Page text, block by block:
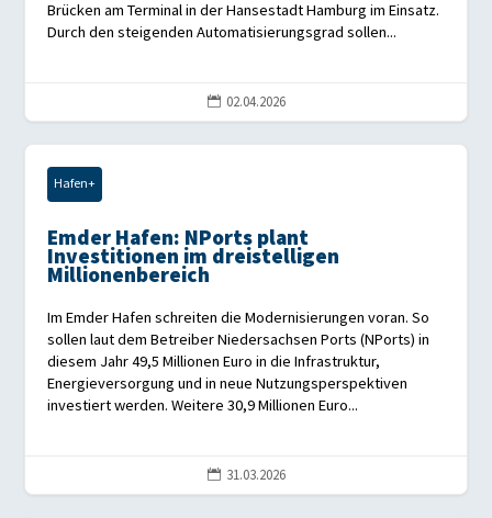
Brücken am Terminal in der Hansestadt Hamburg im Einsatz.
Durch den steigenden Automatisierungsgrad sollen...
 02.04.2026
Hafen+
Emder Hafen: NPorts plant
Investitionen im dreistelligen
Millionenbereich
Im Emder Hafen schreiten die Modernisierungen voran. So
sollen laut dem Betreiber Niedersachsen Ports (NPorts) in
diesem Jahr 49,5 Millionen Euro in die Infrastruktur,
Energieversorgung und in neue Nutzungsperspektiven
investiert werden. Weitere 30,9 Millionen Euro...
 31.03.2026